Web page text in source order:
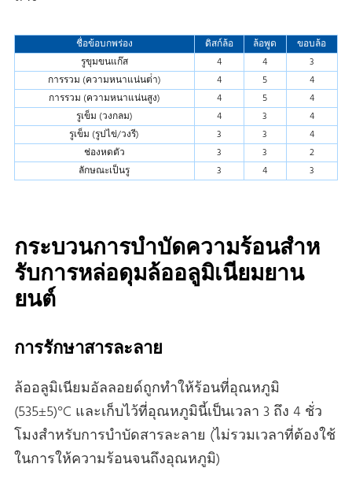
ชื่อข้อบกพร่อง ดิสก์ล้อ ล้อพูด
ขอบล้อ
รูขุมขนแก๊ส
4 4
3
การรวม (ความหนาแน่นต่ํา)
4 5
4
การรวม (ความหนาแน่นสูง)
4 5
4
รูเข็ม (วงกลม)
4 3
4
รูเข็ม (รูปไข่/วงรี)
3 3
4
ช่องหดตัว
3 3
2
ลักษณะเป็นรู
3 4 3
กระบวนการบําบัดความร้อนสําห
รับการหล่อดุมล้ออลูมิเนียมยาน
ยนต์
การรักษาสารละลาย
ล้ออลูมิเนียมอัลลอยด์ถูกทําให้ร้อนที่อุณหภูมิ
(535±5)°C และเก็บไว้ที่อุณหภูมินี้เป็นเวลา 3 ถึง 4 ชั่ว
โมงสําหรับการบําบัดสารละลาย (ไม่รวมเวลาที่ต้องใช้
ในการให้ความร้อนจนถึงอุณหภูมิ)